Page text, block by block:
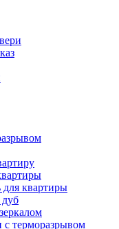
для квартиры
терморазрывом